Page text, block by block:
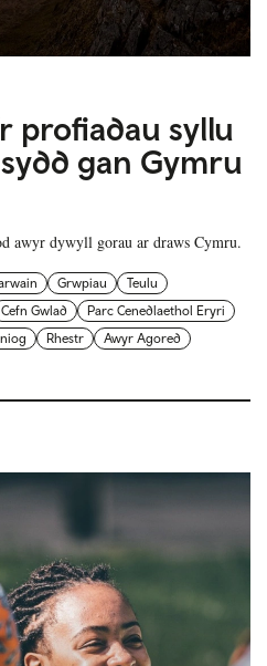
profiadau syllu
gan Gymru
awyr dywyll gorau ar draws Cymru.
Grwpiau
Teulu
Cefn Gwlad
Parc Cenedlaethol Eryri
Rhestr Awyr Agored